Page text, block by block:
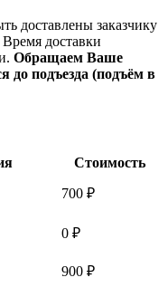
доставлены заказчику
доставки
Обращаем Ваше
до подъезда (подъём в
Стоимость
700 ₽
0 ₽
900 ₽